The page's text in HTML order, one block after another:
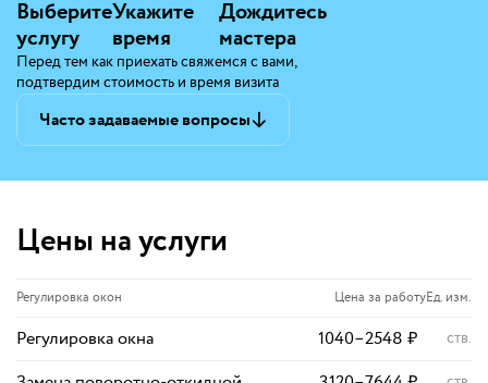
Выберите
услугу
Укажите
время
Дождитесь
мастера
Перед тем как приехать свяжемся с вами,
подтвердим стоимость и время визита
Часто задаваемые вопросы
Цены на услуги
Регулировка окон Цена за работуЕд. изм.
Регулировка окна 1040–2548 ₽ ств.